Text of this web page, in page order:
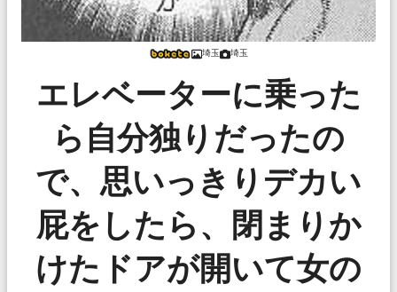
埼玉 埼玉
エレベーターに乗った
ら自分独りだったの
で、思いっきりデカい
屁をしたら、閉まりか
けたドアが開いて女の